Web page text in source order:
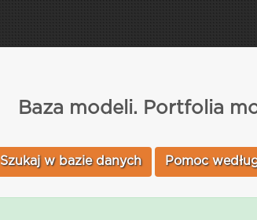
Baza modeli. Portfolia
Szukaj w bazie danych Pomoc